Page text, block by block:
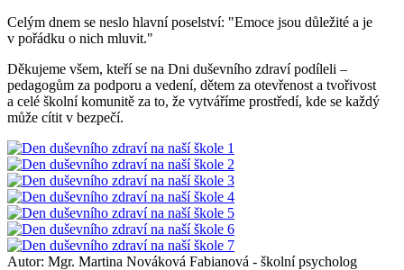
Celým dnem se neslo hlavní poselství: "Emoce jsou důležité a je
v pořádku o nich mluvit."
Děkujeme všem, kteří se na Dni duševního zdraví podíleli –
pedagogům za podporu a vedení, dětem za otevřenost a tvořivost
a celé školní komunitě za to, že vytváříme prostředí, kde se každý
může cítit v bezpečí.
Autor: Mgr. Martina Nováková Fabianová - školní psycholog